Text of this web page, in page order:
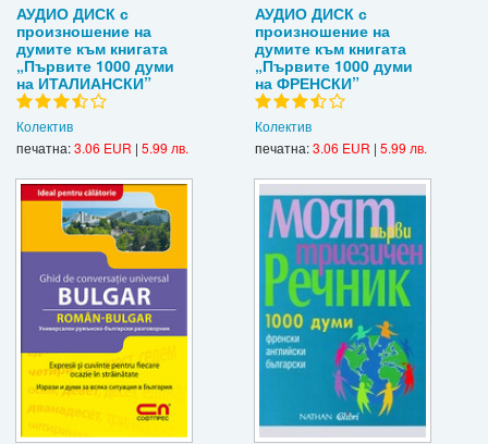
АУДИО ДИСК с
произношение на
думите към книгата
„Първите 1000 думи
на ИТАЛИАНСКИ”
Колектив
печатна:3.06 EUR | 5.99 лв.
АУДИО ДИСК с
произношение на
думите към книгата
„Първите 1000 думи
на ФРЕНСКИ”
Колектив
печатна:3.06 EUR | 5.99 лв.